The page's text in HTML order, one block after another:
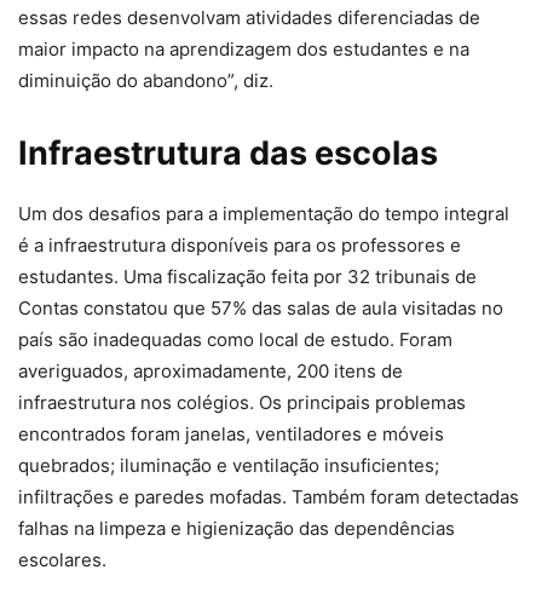
essas redes desenvolvam atividades diferenciadas de
maior impacto na aprendizagem dos estudantes e na
diminuição do abandono”, diz.
Infraestrutura das escolas
Um dos desafios para a implementação do tempo integral
é a infraestrutura disponíveis para os professores e
estudantes. Uma fiscalização feita por 32 tribunais de
Contas constatou que 57% das salas de aula visitadas no
país são inadequadas como local de estudo. Foram
averiguados, aproximadamente, 200 itens de
infraestrutura nos colégios. Os principais problemas
encontrados foram janelas, ventiladores e móveis
quebrados; iluminação e ventilação insuficientes;
infiltrações e paredes mofadas. Também foram detectadas
falhas na limpeza e higienização das dependências
escolares.